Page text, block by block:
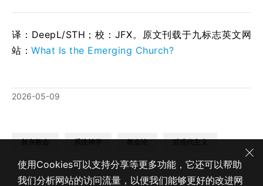
译：DeepL/STH；校： JFX。原文刊载于九标志英文网
站： What Is the Emerging Church?
2026-05-09
新兴教会 系统神学 教会论 后现代主义
使用Cookies可以支持分享等更多功能，它还可以帮助
我们分析网站的访问流量，以便我们能够更好的改进网